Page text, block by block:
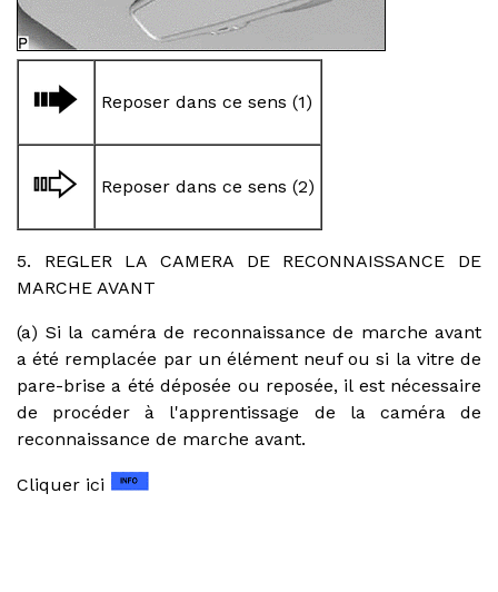
Reposer dans ce sens (1)
Reposer dans ce sens (2)
5. REGLER LA CAMERA DE RECONNAISSANCE DE
MARCHE AVANT
(a) Si la caméra de reconnaissance de marche avant
a été remplacée par un élément neuf ou si la vitre de
pare-brise a été déposée ou reposée, il est nécessaire
de procéder à l'apprentissage de la caméra de
reconnaissance de marche avant.
Cliquer ici